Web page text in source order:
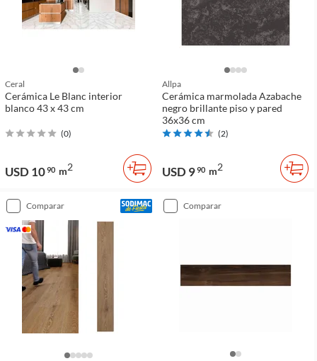
Ceral
Cerámica Le Blanc interior
blanco 43 x 43 cm
(0)
USD 1090 m2
Allpa
Cerámica marmolada Azabache
negro brillante piso y pared
36x36 cm
(2)
USD 990 m2
comparar comparar